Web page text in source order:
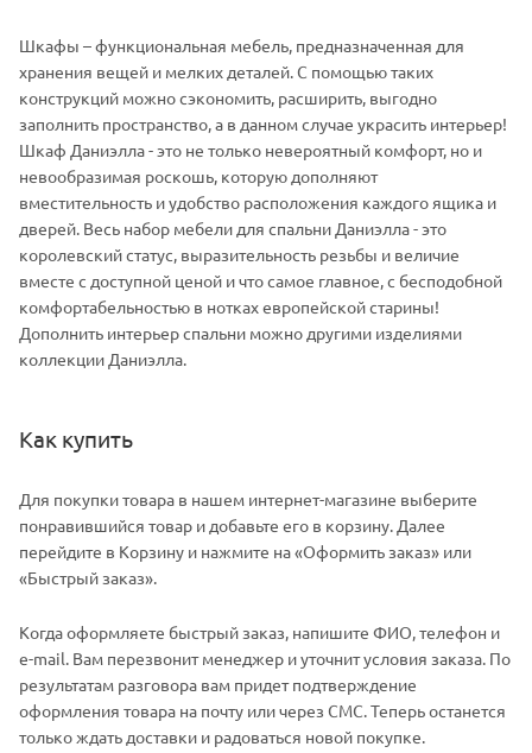
Шкафы – функциональная мебель, предназначенная для
хранения вещей и мелких деталей. С помощью таких
конструкций можно сэкономить, расширить, выгодно
заполнить пространство, а в данном случае украсить интерьер!
Шкаф Даниэлла - это не только невероятный комфорт, но и
невообразимая роскошь, которую дополняют
вместительность и удобство расположения каждого ящика и
дверей. Весь набор мебели для спальни Даниэлла - это
королевский статус, выразительность резьбы и величие
вместе с доступной ценой и что самое главное, с бесподобной
комфортабельностью в нотках европейской старины!
Дополнить интерьер спальни можно другими изделиями
коллекции Даниэлла.
Как купить
Для покупки товара в нашем интернет-магазине выберите
понравившийся товар и добавьте его в корзину. Далее
перейдите в Корзину и нажмите на «Оформить заказ» или
«Быстрый заказ».
Когда оформляете быстрый заказ, напишите ФИО, телефон и
e-mail. Вам перезвонит менеджер и уточнит условия заказа. По
результатам разговора вам придет подтверждение
оформления товара на почту или через СМС. Теперь останется
только ждать доставки и радоваться новой покупке.